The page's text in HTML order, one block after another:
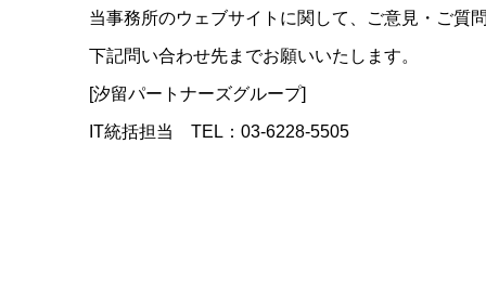
当事務所のウェブサイトに関して、ご意見・ご質
下記問い合わせ先までお願いいたします。
[汐留パートナーズグループ]
IT統括担当 TEL：03-6228-5505